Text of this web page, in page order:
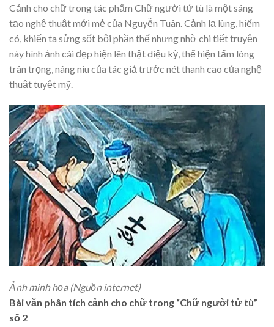
Cảnh cho chữ trong tác phẩm Chữ người tử tù là một sáng
tạo nghệ thuật mới mẻ của Nguyễn Tuân. Cảnh lạ lùng, hiếm
có, khiến ta sửng sốt bội phần thế nhưng nhờ chi tiết truyện
này hình ảnh cái đẹp hiện lên thật diệu kỳ, thể hiện tấm lòng
trân trọng, nâng niu của tác giả trước nét thanh cao của nghệ
thuật tuyệt mỹ.
Ảnh minh họa (Nguồn internet)
Bài văn phân tích cảnh cho chữ trong “Chữ người tử tù”
số 2